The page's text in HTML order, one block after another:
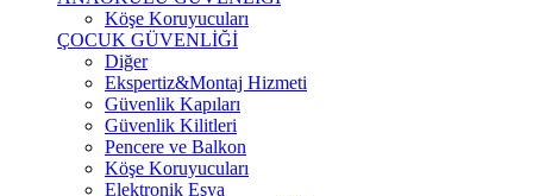
Köşe Koruyucuları
ÇOCUK GÜVENLİĞİ
Diğer
Ekspertiz&Montaj Hizmeti
Güvenlik Kapıları
Güvenlik Kilitleri
Pencere ve Balkon
Köşe Koruyucuları
Elektronik Eşya